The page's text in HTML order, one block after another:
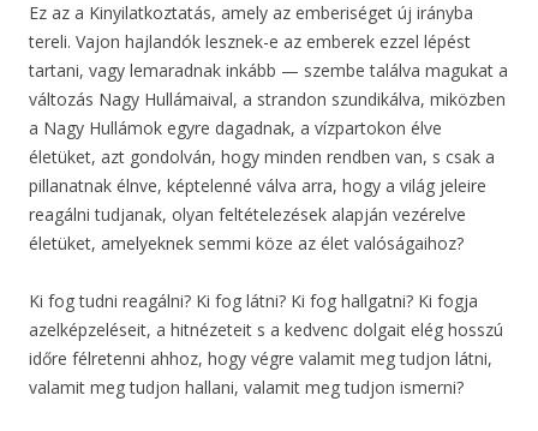
Ez az a Kinyilatkoztatás, amely az emberiséget új irányba
tereli. Vajon hajlandók lesznek-e az emberek ezzel lépést
tartani, vagy lemaradnak inkább — szembe találva magukat a
változás Nagy Hullámaival, a strandon szundikálva, miközben
a Nagy Hullámok egyre dagadnak, a vízpartokon élve
életüket, azt gondolván, hogy minden rendben van, s csak a
pillanatnak élnve, képtelenné válva arra, hogy a világ jeleire
reagálni tudjanak, olyan feltételezések alapján vezérelve
életüket, amelyeknek semmi köze az élet valóságaihoz?
Ki fog tudni reagálni? Ki fog látni? Ki fog hallgatni? Ki fogja
azelképzeléseit, a hitnézeteit s a kedvenc dolgait elég hosszú
időre félretenni ahhoz, hogy végre valamit meg tudjon látni,
valamit meg tudjon hallani, valamit meg tudjon ismerni?